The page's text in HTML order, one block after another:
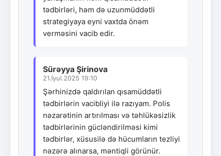
tədbirləri, həm də uzunmüddətli
strategiyaya eyni vaxtda önəm
verməsini vacib edir.
Sürəyya Şirinova
21.İyul.2025 19:10
Şərhinizdə qaldırılan qısamüddətli
tədbirlərin vacibliyi ilə razıyam. Polis
nəzarətinin artırılması və təhlükəsizlik
tədbirlərinin gücləndirilməsi kimi
tədbirlər, xüsusilə də hücumların tezliyi
nəzərə alınarsa, məntiqli görünür.